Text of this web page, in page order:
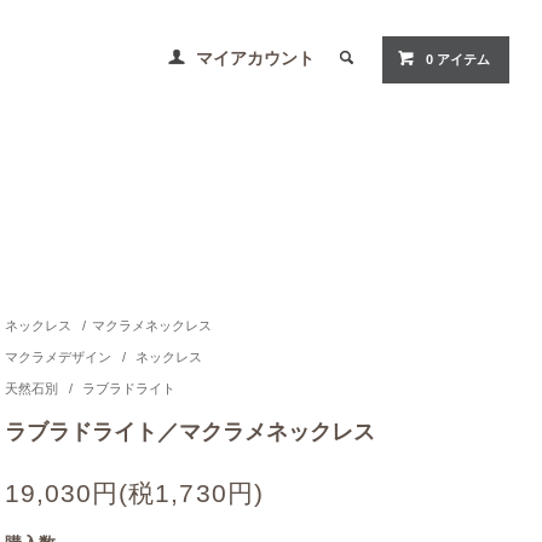
マイアカウント 0 アイテム
ネックレス / マクラメネックレス
マクラメデザイン / ネックレス
天然石別 / ラブラドライト
ラブラドライト／マクラメネックレス
19,030円(税1,730円)